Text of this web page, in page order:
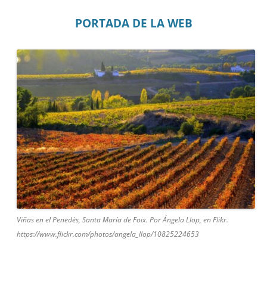
PORTADA DE LA WEB
Viñas en el Penedès, Santa María de Foix. Por Ángela Llop, en Flikr.
https://www.flickr.com/photos/angela_llop/10825224653